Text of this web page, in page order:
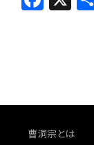
a
o
o
曹洞宗とは